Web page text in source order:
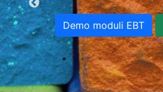
Demo moduli EBT